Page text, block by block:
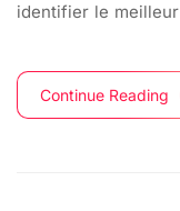
identifier le
Continue Reading